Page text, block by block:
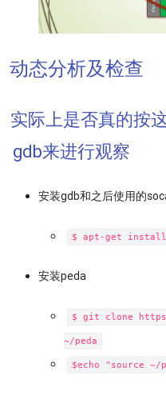
动态分析及检查
实际上是否真的按
gdb来进行观察
安装gdb和之后使用的
$ apt-get install
安装peda
$ git clone
~/peda
$echo "source